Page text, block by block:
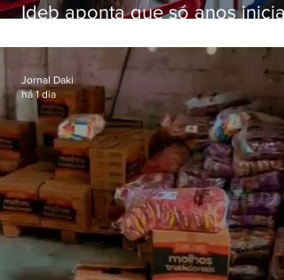
Ideb aponta que só anos
educação
Jornal Daki
há 1 dia